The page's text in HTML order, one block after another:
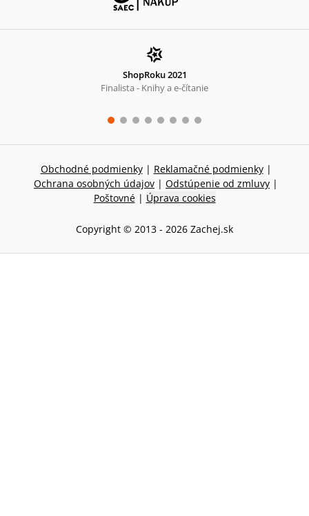
ShopRoku 2021
Finalista - Knihy a e-čítanie
Obchodné podmienky | Reklamačné podmienky |
Ochrana osobných údajov | Odstúpenie od zmluvy |
Poštovné | Úprava cookies
Copyright © 2013 - 2026 Zachej.sk